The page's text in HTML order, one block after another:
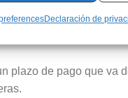
Declaración de
y transparente.
Personalizado
plazo de pago que va